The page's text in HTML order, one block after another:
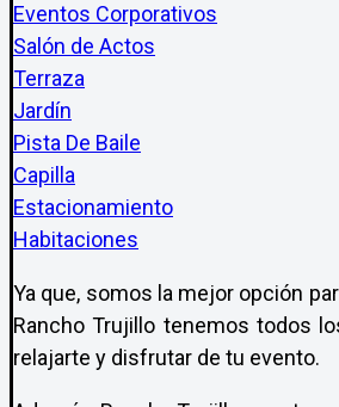
Eventos Corporativos
Salón de Actos
Terraza
Jardín
Pista De Baile
Capilla
Estacionamiento
Habitaciones
Ya que, somos la mejor opción
Rancho Trujillo tenemos todos
relajarte y disfrutar de tu evento.